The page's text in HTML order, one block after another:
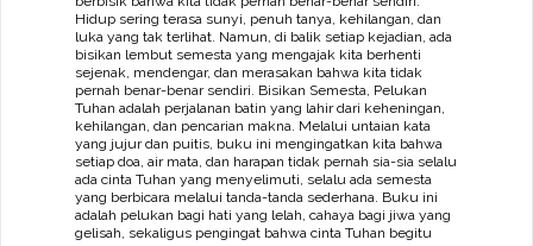
Hidup sering terasa sunyi, penuh tanya, kehilangan, dan
luka yang tak terlihat. Namun, di balik setiap kejadian, ada
bisikan lembut semesta yang mengajak kita berhenti
sejenak, mendengar, dan merasakan bahwa kita tidak
pernah benar-benar sendiri. Bisikan Semesta, Pelukan
Tuhan adalah perjalanan batin yang lahir dari keheningan,
kehilangan, dan pencarian makna. Melalui untaian kata
yang jujur dan puitis, buku ini mengingatkan kita bahwa
setiap doa, air mata, dan harapan tidak pernah sia-sia selalu
ada cinta Tuhan yang menyelimuti, selalu ada semesta
yang berbicara melalui tanda-tanda sederhana. Buku ini
adalah pelukan bagi hati yang lelah, cahaya bagi jiwa yang
gelisah, sekaligus pengingat bahwa cinta Tuhan begitu